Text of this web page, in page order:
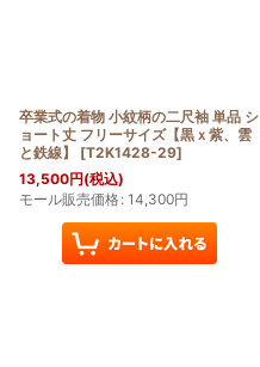
卒業式の着物 小紋柄の二尺袖 単品 シ
ョート丈 フリーサイズ【黒ｘ紫、雲
と鉄線】
[T2K1428-29]
13,500円(税込)
モール販売価格: 14,300円